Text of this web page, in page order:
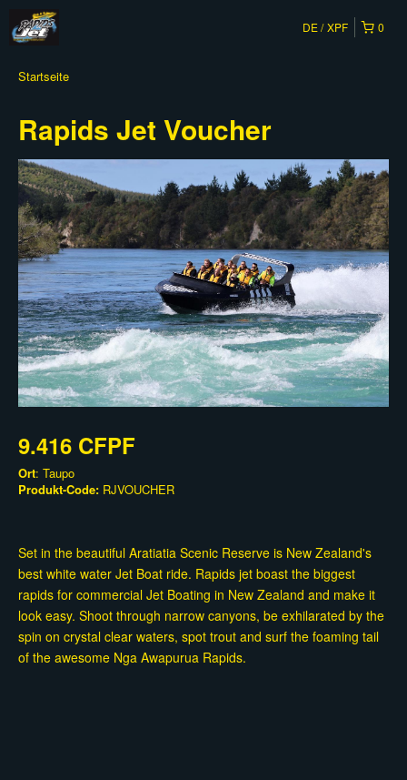
0
DE XPF
Startseite
Rapids Jet Voucher
9.416 CFPF
Ort: Taupo
Produkt-Code: RJVOUCHER
Set in the beautiful Aratiatia Scenic Reserve is New Zealand's
best white water Jet Boat ride. Rapids jet boast the biggest
rapids for commercial Jet Boating in New Zealand and make it
look easy. Shoot through narrow canyons, be exhilarated by the
spin on crystal clear waters, spot trout and surf the foaming tail
of the awesome Nga Awapurua Rapids.